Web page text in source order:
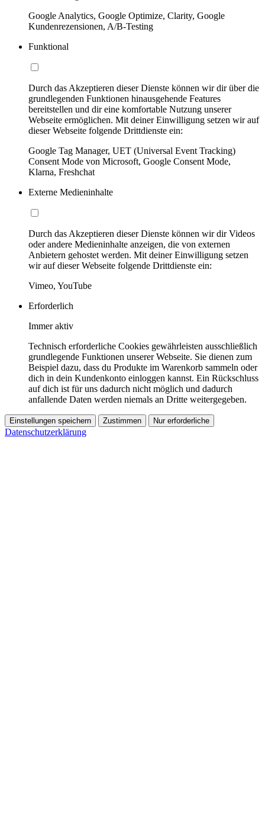
Google Analytics, Google Optimize, Clarity, Google
Kundenrezensionen, A/B-Testing
Funktional
Durch das Akzeptieren dieser Dienste können wir dir über die
grundlegenden Funktionen hinausgehende Features
bereitstellen und dir eine komfortable Nutzung unserer
Webseite ermöglichen. Mit deiner Einwilligung setzen wir auf
dieser Webseite folgende Drittdienste ein:
Google Tag Manager, UET (Universal Event Tracking)
Consent Mode von Microsoft, Google Consent Mode,
Klarna, Freshchat
Externe Medieninhalte
Durch das Akzeptieren dieser Dienste können wir dir Videos
oder andere Medieninhalte anzeigen, die von externen
Anbietern gehostet werden. Mit deiner Einwilligung setzen
wir auf dieser Webseite folgende Drittdienste ein:
Vimeo, YouTube
Erforderlich
Immer aktiv
Technisch erforderliche Cookies gewährleisten ausschließlich
grundlegende Funktionen unserer Webseite. Sie dienen zum
Beispiel dazu, dass du Produkte im Warenkorb sammeln oder
dich in dein Kundenkonto einloggen kannst. Ein Rückschluss
auf dich ist für uns dadurch nicht möglich und dadurch
anfallende Daten werden niemals an Dritte weitergegeben.
Einstellungen speichern Zustimmen Nur erforderliche
Datenschutzerklärung